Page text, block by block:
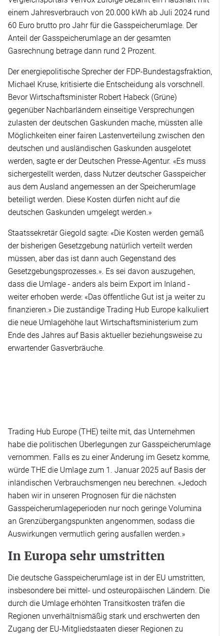
einem Jahresverbrauch von 20.000 kWh ab Juli 2024 rund
60 Euro brutto pro Jahr für die Gasspeicherumlage. Der
Anteil der Gasspeicherumlage an der gesamten
Gasrechnung betrage dann rund 2 Prozent.
Der energiepolitische Sprecher der FDP-Bundestagsfraktion,
Michael Kruse, kritisierte die Entscheidung als vorschnell.
Bevor Wirtschaftsminister Robert Habeck (Grüne)
gegenüber Nachbarländern einseitige Versprechungen
zulasten der deutschen Gaskunden mache, müssten alle
Möglichkeiten einer fairen Lastenverteilung zwischen den
deutschen und ausländischen Gaskunden ausgelotet
werden, sagte er der Deutschen Presse-Agentur. «Es muss
sichergestellt werden, dass Nutzer deutscher Gasspeicher
aus dem Ausland angemessen an der Speicherumlage
beteiligt werden. Diese Kosten dürfen nicht auf die
deutschen Gaskunden umgelegt werden.»
Staatssekretär Giegold sagte: «Die Kosten werden gemäß
der bisherigen Gesetzgebung natürlich verteilt werden
müssen, aber das ist dann auch Gegenstand des
Gesetzgebungsprozesses.». Es sei davon auszugehen,
dass die Umlage - anders als beim Export im Inland -
weiter erhoben werde: «Das öffentliche Gut ist ja weiter zu
finanzieren.» Die zuständige Trading Hub Europe kalkuliert
die neue Umlagehöhe laut Wirtschaftsministerium zum
Ende des Jahres auf Basis aktueller beziehungsweise zu
erwartender Gasverbräuche.
Trading Hub Europe (THE) teilte mit, das Unternehmen
habe die politischen Überlegungen zur Gasspeicherumlage
vernommen. Falls es zu einer Änderung im Gesetz komme,
würde THE die Umlage zum 1. Januar 2025 auf Basis der
inländischen Verbrauchsmengen neu berechnen. «Jedoch
haben wir in unseren Prognosen für die nächsten
Gasspeicherumlageperioden nur noch geringe Volumina
an Grenzübergangspunkten angenommen, sodass die
Auswirkungen vermutlich gering ausfallen werden.»
In Europa sehr umstritten
Die deutsche Gasspeicherumlage ist in der EU umstritten,
insbesondere bei mittel- und osteuropäischen Ländern. Die
durch die Umlage erhöhten Transitkosten träfen die
Regionen unverhältnismäßig stark und erschwerten den
Zugang der EU-Mitgliedstaaten dieser Regionen zu